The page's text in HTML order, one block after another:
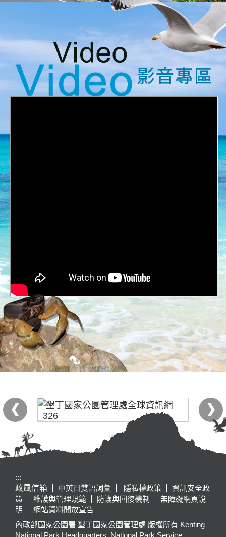
:::
政風信箱
中英日雙語詞彙 隱私權政策
資訊安全政
策
維護與管理規範 防護與回復機制
無障礙網頁說
明
網站資料開放宣告
內政部國家公園署 墾丁國家公園管理處 版權所有 Kenting
National Park Headquarters, National Park Service,